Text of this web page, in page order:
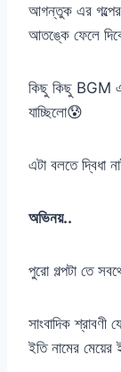
আগন্তুক এর
আতঙ্কে ফেলে
কিছু কিছু BGM
যাচ্ছিলো😰
এটা বলতে দ্বিধা
অভিনয়..
পুরো গল্পটা তে
সাংবাদিক
ইতি নামের মেয়ের